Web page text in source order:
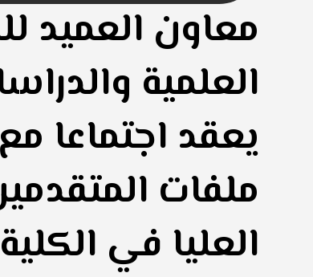
معاون العميد
العلمية
يعقد اجتماعا
ملفات
العليا في الكلية